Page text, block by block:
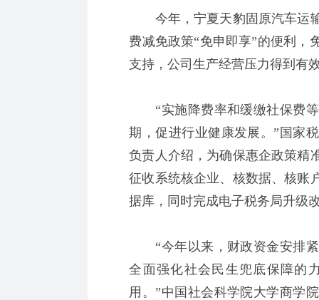
今年，宁夏天豹固原汽车运输
费减免政策“免申即享”的便利，
支持，公司生产经营压力得到有
“实施降费率和缓缴社保费等
期，促进行业健康发展。”国家
负责人介绍，为确保惠企政策精
征收系统核企业、核数据、核账
据库，同时完成电子税务局升级
“今年以来，财政资金安排紧
全面强化社会民生兜底保障的
用。”中国社会科学院大学商学